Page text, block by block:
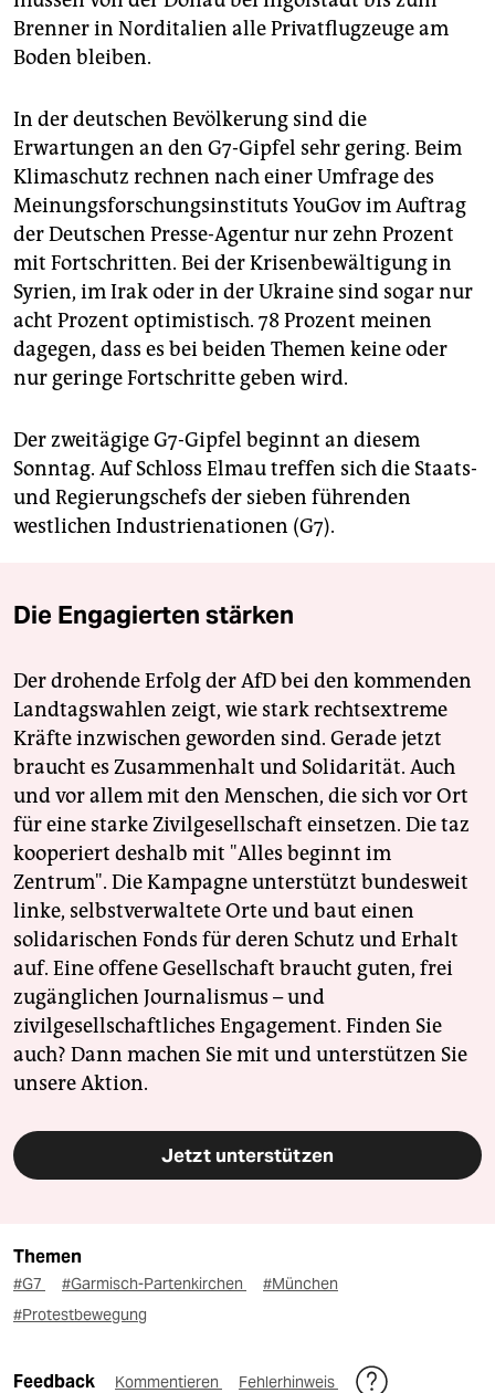
Brenner in Norditalien alle Privatflugzeuge am
Boden bleiben.
In der deutschen Bevölkerung sind die
Erwartungen an den G7-Gipfel sehr gering. Beim
Klimaschutz rechnen nach einer Umfrage des
Meinungsforschungsinstituts YouGov im Auftrag
der Deutschen Presse-Agentur nur zehn Prozent
mit Fortschritten. Bei der Krisenbewältigung in
Syrien, im Irak oder in der Ukraine sind sogar nur
acht Prozent optimistisch. 78 Prozent meinen
dagegen, dass es bei beiden Themen keine oder
nur geringe Fortschritte geben wird.
Der zweitägige G7-Gipfel beginnt an diesem
Sonntag. Auf Schloss Elmau treffen sich die Staats-
und Regierungschefs der sieben führenden
westlichen Industrienationen (G7).
Die Engagierten stärken
Der drohende Erfolg der AfD bei den kommenden
Landtagswahlen zeigt, wie stark rechtsextreme
Kräfte inzwischen geworden sind. Gerade jetzt
braucht es Zusammenhalt und Solidarität. Auch
und vor allem mit den Menschen, die sich vor Ort
für eine starke Zivilgesellschaft einsetzen. Die taz
kooperiert deshalb mit "Alles beginnt im
Zentrum". Die Kampagne unterstützt bundesweit
linke, selbstverwaltete Orte und baut einen
solidarischen Fonds für deren Schutz und Erhalt
auf. Eine offene Gesellschaft braucht guten, frei
zugänglichen Journalismus – und
zivilgesellschaftliches Engagement. Finden Sie
auch? Dann machen Sie mit und unterstützen Sie
unsere Aktion.
Jetzt unterstützen
Themen
#G7 #Garmisch-Partenkirchen
#München
#Protestbewegung
Feedback Kommentieren Fehlerhinweis